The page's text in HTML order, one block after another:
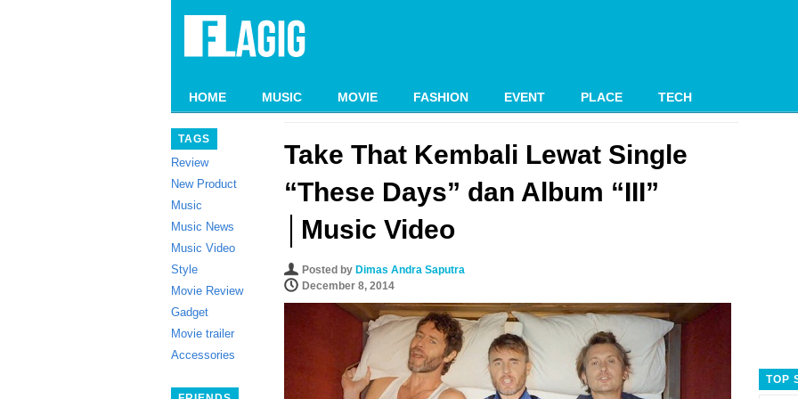
HOME MUSIC MOVIE FASHION EVENT PLACE TECH
TAGS
Review
New Product
Music
Music News
Music Video
Style
Movie Review
Gadget
Movie trailer
Accessories
Take That Kembali Lewat Single
“These Days” dan Album “III”
│Music Video
Posted by Dimas Andra Saputra
December 8, 2014
TOP